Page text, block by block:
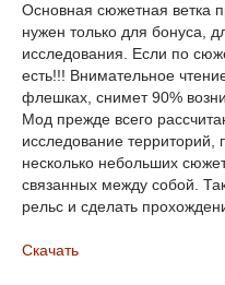
Основная сюжетная ветка
нужен только для бонуса,
исследования. Если по
есть!!! Внимательное
флешках, снимет 90%
Мод прежде всего
исследование
несколько небольших
связанных между собой.
рельс и сделать
Скачать